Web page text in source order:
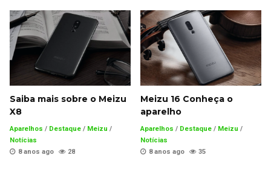
Saiba mais sobre o Meizu
X8
Aparelhos / Destaque / Meizu /
Notícias
8 anos ago
28
Meizu 16 Conheça o
aparelho
Aparelhos / Destaque / Meizu /
Notícias
8 anos ago
35